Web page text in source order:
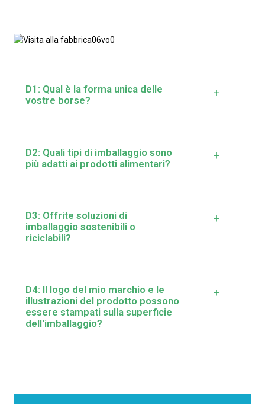
D1: Qual è la forma unica delle
vostre borse?
+
D2: Quali tipi di imballaggio sono
più adatti ai prodotti alimentari?
+
D3: Offrite soluzioni di
imballaggio sostenibili o
riciclabili?
+
D4: Il logo del mio marchio e le
illustrazioni del prodotto possono
essere stampati sulla superficie
dell'imballaggio?
+